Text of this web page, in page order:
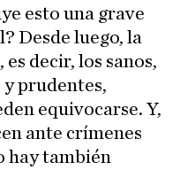
esto una grave
Desde luego, la
decir, los sanos,
y prudentes,
equivocarse. Y,
ante crímenes
hay también